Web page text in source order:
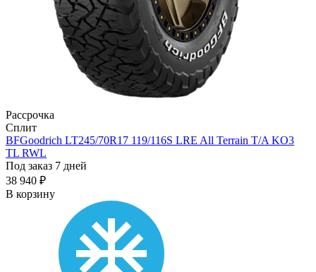
Рассрочка
Сплит
BFGoodrich LT245/70R17 119/116S LRE All Terrain T/A KO3
TL RWL
Под заказ 7 дней
38 940 ₽
В корзину